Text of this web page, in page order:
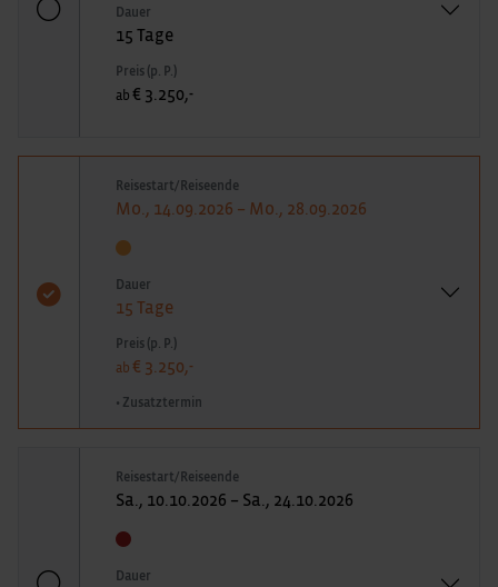
Dauer
15 Tage
Preis (p. P.)
ab € 3.250,-
Reisestart/Reiseende
Mo., 14.09.2026 – Mo., 28.09.2026
Dauer
15 Tage
Preis (p. P.)
ab € 3.250,-
• Zusatztermin
Reisestart/Reiseende
Sa., 10.10.2026 – Sa., 24.10.2026
Dauer